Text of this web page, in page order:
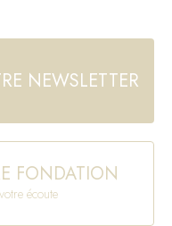
NEWSLETTER
FONDATION
écoute